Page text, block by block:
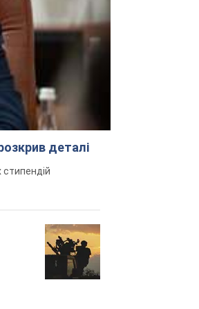
деталі